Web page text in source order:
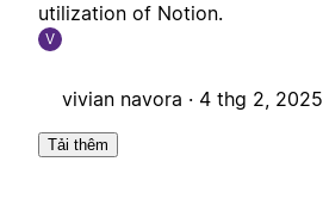
utilization of Notion.
V
vivian navora · 4 thg 2, 2025
Tải thêm